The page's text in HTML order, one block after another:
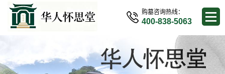
购墓咨询热线：
400-838-5063